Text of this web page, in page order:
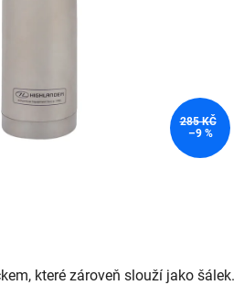
které zároveň slouží jako šálek.
285 KČ
–9 %